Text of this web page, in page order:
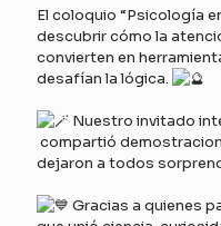
El coloquio “Psicología
descubrir cómo la
convierten en
desafían la lógica.
Nuestro invitado
compartió
dejaron a todos
Gracias a quienes